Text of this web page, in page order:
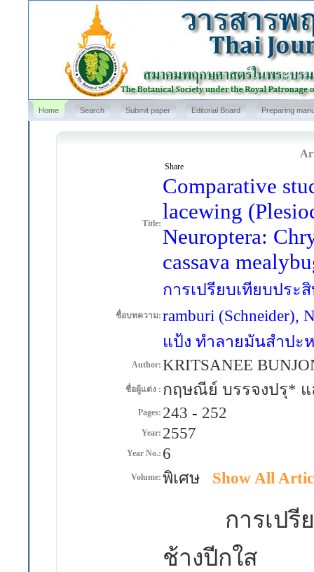
Home Search Submit paper Editorial Board Preparing
Share
Title:
Comparative
lacewing
Neuroptera:
cassava
ชื่อบทความ:
การเปรียบเทียบประ
ramburi (Schneider),
แป้ง ทำลายมันสำปะ
Author: KRITSANEE
ชื่อผู้แต่ง : กฤษณีย์ บรรจงปรุ* แ
Pages: 243 - 252
Year: 2557
Year No.: 6
Volume: พิเศษ Show All
การเปรียบ
ช้างปีกใส